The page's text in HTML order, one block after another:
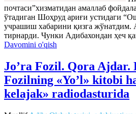
почтаси”хизматидан амаллаб
ўтадиган Шоҳруд ариғи устидаги
учрашиш хабарини қизга
тирнарди. Чунки Адибахондан ҳеч
Davomini o'qish
Jo’ra Fozil. Qora Ajdar.
Fozilning «Yo’l» kitobi
kelajak» radiodasturida